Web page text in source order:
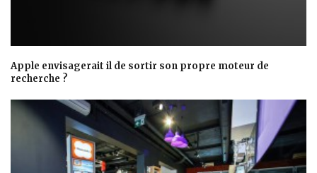
Apple envisagerait il de sortir son propre moteur de
recherche ?